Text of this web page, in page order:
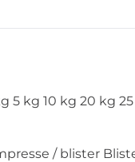
5 kg 10 kg 20 kg
/ blister